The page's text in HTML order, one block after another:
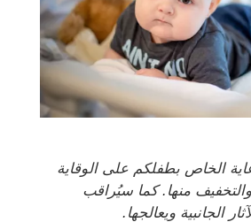
الخاص بطفلكم على الوقاية
والتخفيف منها. كما سيُراقب
الجانبية ويعالجها.